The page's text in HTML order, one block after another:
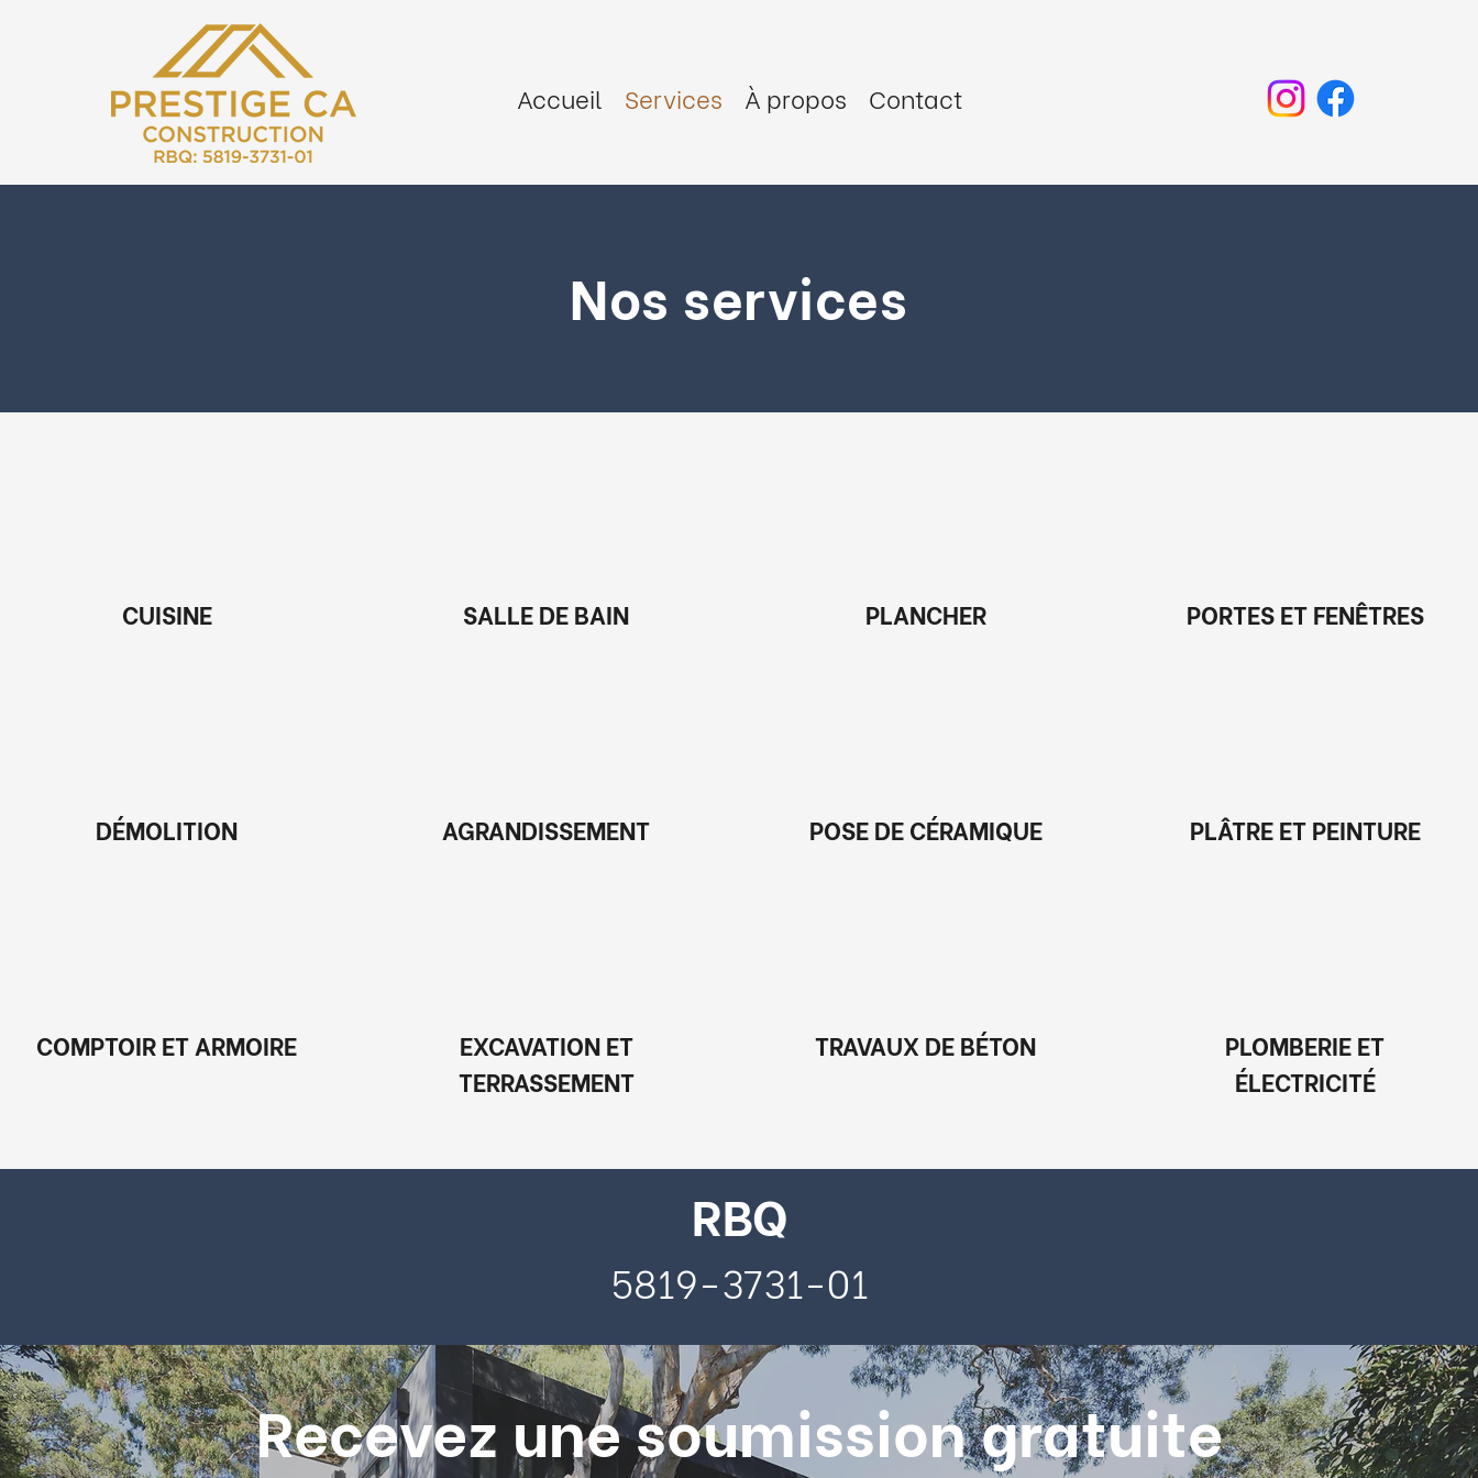
Accueil Services À propos Contact
Nos services
CUISINE
DÉMOLITION
COMPTOIR ET ARMOIRE
SALLE DE BAIN
AGRANDISSEMENT
EXCAVATION ET
TERRASSEMENT
PLANCHER
POSE DE CÉRAMIQUE
TRAVAUX DE BÉTON
PORTES ET FENÊTRES
PLÂTRE ET PEINTURE
PLOMBERIE ET
ÉLECTRICITÉ
RBQ
5819-3731-01
Recevez une soumission gratuite